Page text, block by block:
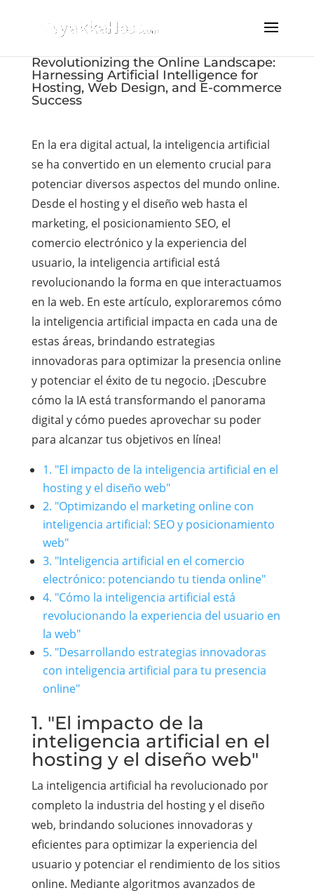
Revolutionizing the Online Landscape:
Harnessing Artificial Intelligence for
Hosting, Web Design, and E-commerce
Success
En la era digital actual, la inteligencia artificial
se ha convertido en un elemento crucial para
potenciar diversos aspectos del mundo online.
Desde el hosting y el diseño web hasta el
marketing, el posicionamiento SEO, el
comercio electrónico y la experiencia del
usuario, la inteligencia artificial está
revolucionando la forma en que interactuamos
en la web. En este artículo, exploraremos cómo
la inteligencia artificial impacta en cada una de
estas áreas, brindando estrategias
innovadoras para optimizar la presencia online
y potenciar el éxito de tu negocio. ¡Descubre
cómo la IA está transformando el panorama
digital y cómo puedes aprovechar su poder
para alcanzar tus objetivos en línea!
1. "El impacto de la inteligencia artificial en el
hosting y el diseño web"
2. "Optimizando el marketing online con
inteligencia artificial: SEO y posicionamiento
web"
3. "Inteligencia artificial en el comercio
electrónico: potenciando tu tienda online"
4. "Cómo la inteligencia artificial está
revolucionando la experiencia del usuario en
la web"
5. "Desarrollando estrategias innovadoras
con inteligencia artificial para tu presencia
online"
1. "El impacto de la
inteligencia artificial en el
hosting y el diseño web"
La inteligencia artificial ha revolucionado por
completo la industria del hosting y el diseño
web, brindando soluciones innovadoras y
eficientes para optimizar la experiencia del
usuario y potenciar el rendimiento de los sitios
online. Mediante algoritmos avanzados de